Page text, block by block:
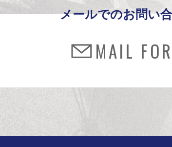
メールでのお問い
MAIL